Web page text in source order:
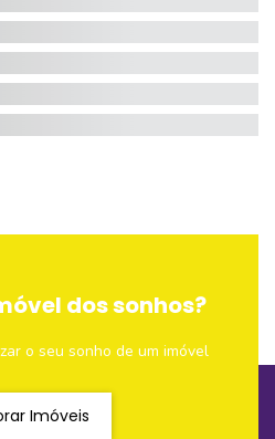
dos sonhos?
o seu sonho de um imóvel
Imóveis